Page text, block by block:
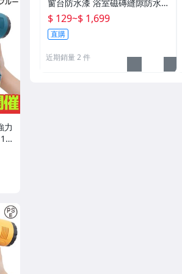
窗台防水漆 浴室磁磚縫隙防水
材料 防漏水補漏堵漏☆意樂舖
☆
$ 129~$ 1,699
直購
近期銷量 2 件
力